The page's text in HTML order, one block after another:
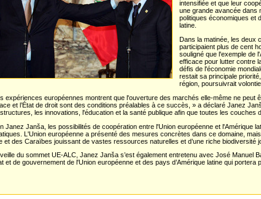
intensifiée et que leur
une grande avancée dans
politiques économiques et
latine.
Dans la matinée, les deux
participaient plus de cent
souligné que l'exemple de
efficace pour lutter contre
défis de l'économie
restait sa principale
région, poursuivrait
expériences européennes montrent que l'ouverture des marchés elle-même ne
et l’État de droit sont des conditions préalables à ce succès, » a déclaré Janez
les innovations, l'éducation et la santé publique afin que toutes les couches
Janez Janša, les possibilités de coopération entre l'Union européenne et
L'Union européenne a présenté des mesures concrètes dans ce domaine,
et des Caraïbes jouissant de vastes ressources naturelles et d’une riche biodiversité
du sommet UE-ALC, Janez Janša s’est également entretenu avec José
et de gouvernement de l'Union européenne et des pays d’Amérique latine qui